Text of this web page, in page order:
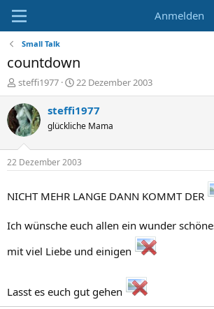
Anmelden
Small Talk
countdown
E
r
s
t
e
e
steffi1977
E
r
s
t
e
l
t
m
22 Dezember 2003
steffi1977
glückliche Mama
22 Dezember 2003
NICHT MEHR LANGE DANN KOMMT DER
Ich wünsche euch allen ein wunder
mit viel Liebe und einigen
Lasst es euch gut gehen